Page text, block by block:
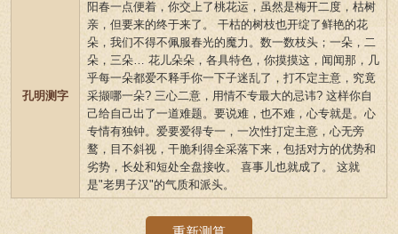
孔明测字
阳春一点便着，你交上了桃花运，虽然是梅开二度，枯树
亲，但要来的终于来了。 干枯的树枝也开绽了鲜艳的花
朵，我们不得不佩服春光的魔力。数一数枝头；一朵，二
朵，三朵… 花儿朵朵，各具特色，你摸摸这，闻闻那，几
乎每一朵都爱不释手你一下子迷乱了，打不定主意，究竟
采撷哪一朵? 三心二意，用情不专最大的忌讳? 这样你自
己给自己出了一道难题。要说难，也不难，心专就是。心
专情有独钟。爱要爱得专一，一次性打定主意，心无旁
鹜，目不斜视，干脆利得全采落下来，包括对方的优势和
劣势，长处和短处全盘接收。 喜事儿也就成了。 这就
是"老男子汉"的气质和派头。